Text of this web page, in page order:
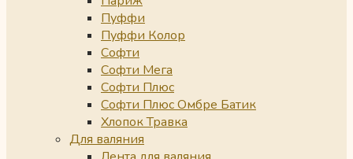
Пуффи
Пуффи Колор
Софти
Софти Мега
Софти Плюс
Софти Плюс Омбре Батик
Хлопок Травка
Для валяния